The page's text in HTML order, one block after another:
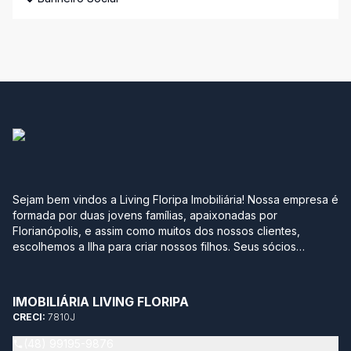
Sejam bem vindos a Living Floripa Imobiliária! Nossa empresa é
formada por duas jovens famílias, apaixonadas por
Florianópolis, e assim como muitos dos nossos clientes,
escolhemos a Ilha para criar nossos filhos. Seus sócios
grandes construtoras, imobiliárias e multinacionais, optaram
por empreender com leveza, agilidade, transparência e
segurança neste momento tão importante na vida de qualquer
pessoa. Sabemos quantos detalhes e incertezas envolvem
IMOBILIÁRIA LIVING FLORIPA
CRECI: 7810J